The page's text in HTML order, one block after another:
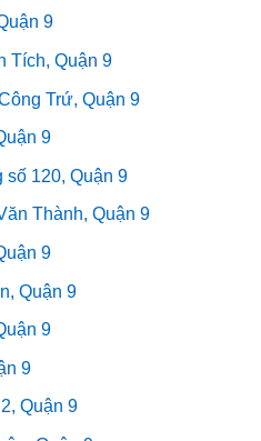
9
Tích, Quận 9
Trứ, Quận 9
9
120, Quận 9
Thành, Quận 9
9
Quận 9
9
9
Quận 9